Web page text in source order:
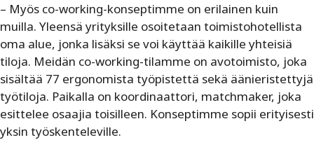
– Myös co-working-konseptimme on erilainen kuin
muilla. Yleensä yrityksille osoitetaan toimistohotellista
oma alue, jonka lisäksi se voi käyttää kaikille yhteisiä
tiloja. Meidän co-working-tilamme on avotoimisto, joka
sisältää 77 ergonomista työpistettä sekä äänieristettyjä
työtiloja. Paikalla on koordinaattori, matchmaker, joka
esittelee osaajia toisilleen. Konseptimme sopii erityisesti
yksin työskenteleville.